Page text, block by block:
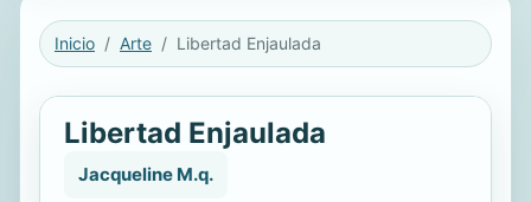
Inicio Arte Libertad Enjaulada
Libertad Enjaulada
Jacqueline M.q.